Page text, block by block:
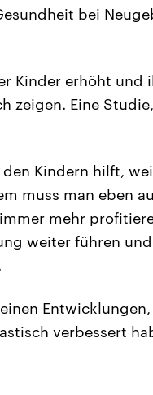
bei
Kinder erhöht und
zeigen. Eine
den Kindern hilft,
muss man eben
mehr
weiter führen und
verbessert